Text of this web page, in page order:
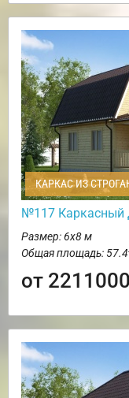
КАРКАС ИЗ
№117 Каркасный
Размер: 6х8 м
Общая площадь: 57.4
от 2211000